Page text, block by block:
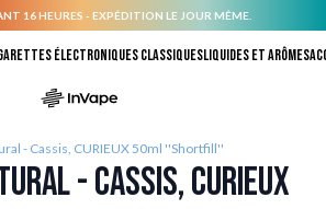
16 HEURES - EXPÉDITION LE JOUR MÊME.
électroniques classiquesLiquides et arômes
- Cassis, CURIEUX 50ml ''Shortfill''
- Cassis, CURIEUX